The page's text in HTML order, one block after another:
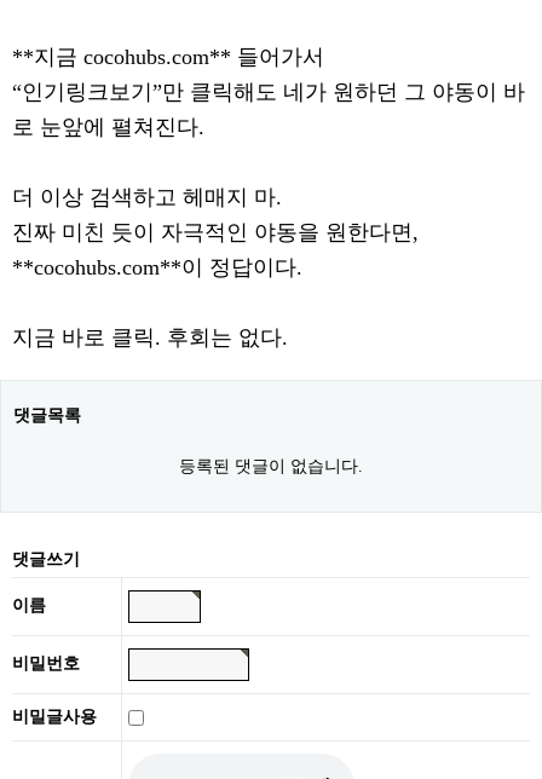
**지금 cocohubs.com** 들어가서
“인기링크보기”만 클릭해도 네가 원하던 그 야동이 바
로 눈앞에 펼쳐진다.
더 이상 검색하고 헤매지 마.
진짜 미친 듯이 자극적인 야동을 원한다면,
**cocohubs.com**이 정답이다.
지금 바로 클릭. 후회는 없다.
댓글목록
등록된 댓글이 없습니다.
댓글쓰기
이름
비밀번호
비밀글사용